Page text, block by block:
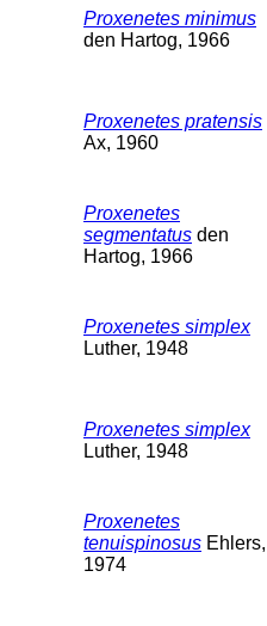
Proxenetes minimus
den Hartog, 1966
Proxenetes pratensis
Ax, 1960
Proxenetes
segmentatus den
Hartog, 1966
Proxenetes simplex
Luther, 1948
Proxenetes simplex
Luther, 1948
Proxenetes
tenuispinosus Ehlers,
1974